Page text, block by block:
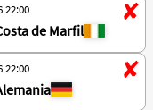
22:00
de Marfil
22:00